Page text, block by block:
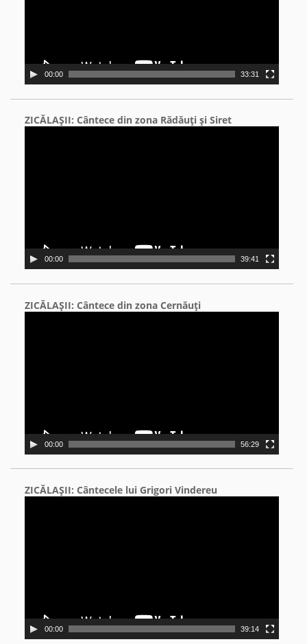
00:00 33:31
ZICĂLAŞII: Cântece din zona Rădăuţi şi Siret
00:00 39:41
ZICĂLAŞII: Cântece din zona Cernăuţi
00:00 56:29
ZICĂLAŞII: Cântecele lui Grigori Vindereu
00:00 39:14